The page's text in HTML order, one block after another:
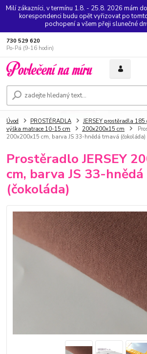
Milí zákazníci, v termínu 1.8. - 25.8. 2026 mám
korespondenci budu opět vyřizovat po
pochopení a všem přeji slunečné
730 529 620
Po-Pá (9-16 hodin)
Úvod PROSTĚRADLA JERSEY prostěradla 185
výška matrace 10-15 cm
200x200x15 cm
200x200x15 cm, barva JS 33-hnědá tmavá (čokoláda)
Prostěradlo JERSEY
cm, barva JS 33-
(čokoláda)